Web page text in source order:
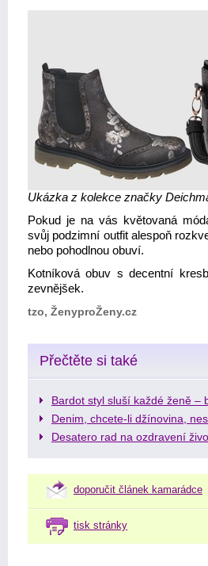
Ukázka z kolekce značky
Pokud je na vás květovaná
svůj podzimní outfit alespoň
nebo pohodlnou obuví.
Kotníková obuv s decentní
zevnějšek.
tzo, ŽenyproŽeny.cz
Přečtěte si také
Bardot styl sluší každé ženě –
Denim, chcete-li džínovina,
Desatero rad na ozdravení
doporučit článek kamarádce
tisk stránky